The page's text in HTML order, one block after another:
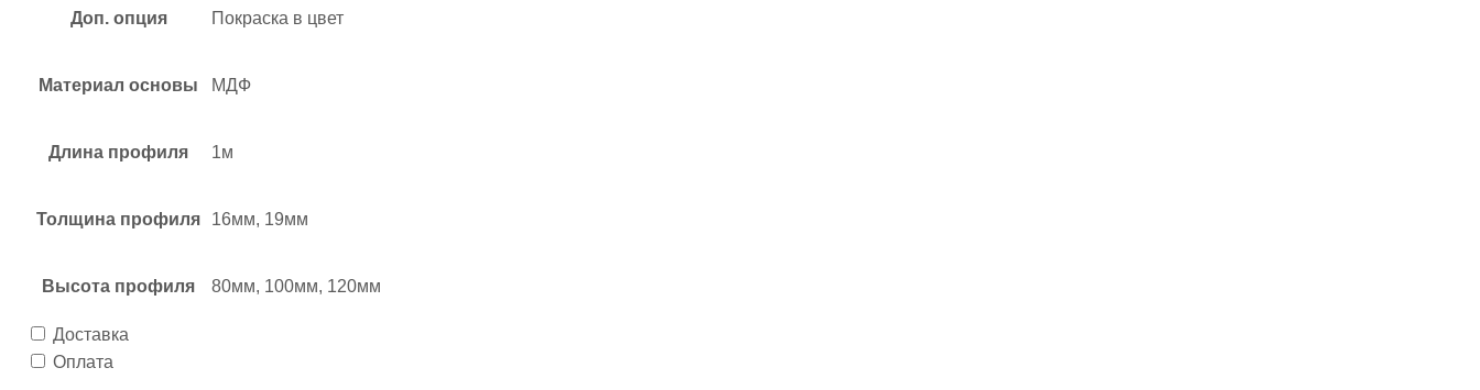
Доп. опция Покраска в цвет
Материал основы МДФ
Длина профиля 1м
Толщина профиля 16мм, 19мм
Высота профиля 80мм, 100мм, 120мм
Доставка
Оплата